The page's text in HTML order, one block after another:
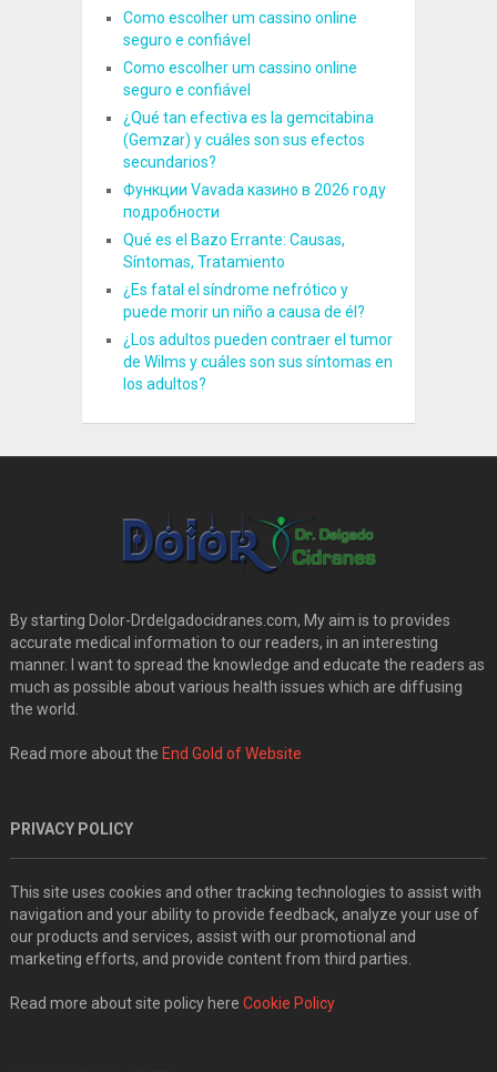
Como escolher um cassino online
seguro e confiável
Como escolher um cassino online
seguro e confiável
¿Qué tan efectiva es la gemcitabina
(Gemzar) y cuáles son sus efectos
secundarios?
Функции Vavada казино в 2026 году
подробности
Qué es el Bazo Errante: Causas,
Síntomas, Tratamiento
¿Es fatal el síndrome nefrótico y
puede morir un niño a causa de él?
¿Los adultos pueden contraer el tumor
de Wilms y cuáles son sus síntomas en
los adultos?
By starting Dolor-Drdelgadocidranes.com, My aim is to provides
accurate medical information to our readers, in an interesting
manner. I want to spread the knowledge and educate the readers as
much as possible about various health issues which are diffusing
the world.
Read more about the End Gold of Website
PRIVACY POLICY
This site uses cookies and other tracking technologies to assist with
navigation and your ability to provide feedback, analyze your use of
our products and services, assist with our promotional and
marketing efforts, and provide content from third parties.
Read more about site policy here Cookie Policy